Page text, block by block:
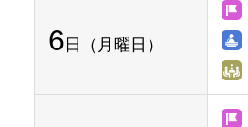
6 日（月曜日）